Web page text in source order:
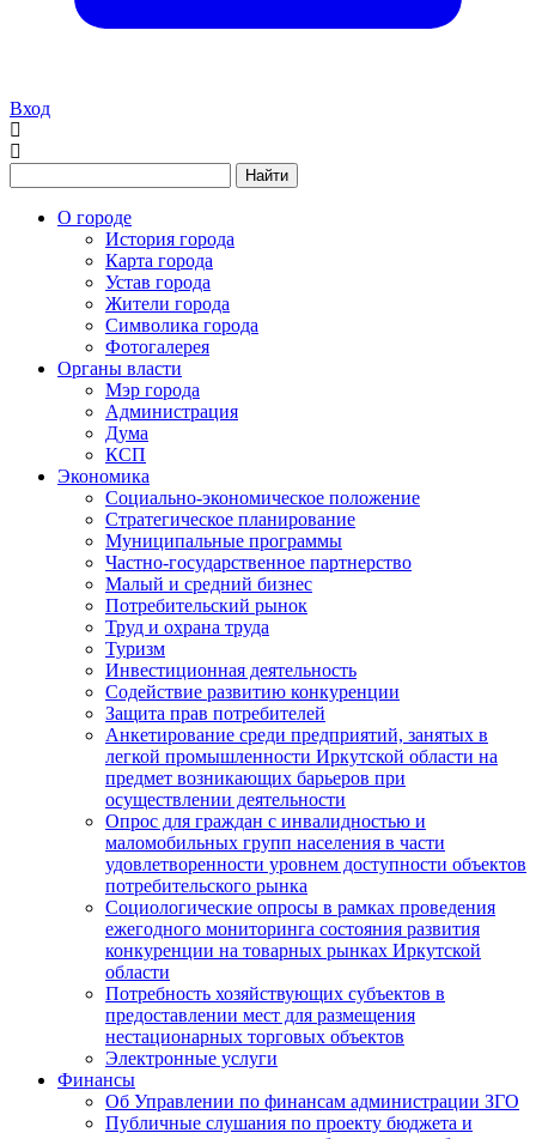
Вход
Найти
О городе
История города
Карта города
Устав города
Жители города
Символика города
Фотогалерея
Органы власти
Мэр города
Администрация
Дума
КСП
Экономика
Социально-экономическое положение
Стратегическое планирование
Муниципальные программы
Частно-государственное партнерство
Малый и средний бизнес
Потребительский рынок
Труд и охрана труда
Туризм
Инвестиционная деятельность
Содействие развитию конкуренции
Защита прав потребителей
Анкетирование среди предприятий, занятых в
легкой промышленности Иркутской области на
предмет возникающих барьеров при
осуществлении деятельности
Опрос для граждан с инвалидностью и
маломобильных групп населения в части
удовлетворенности уровнем доступности объектов
потребительского рынка
Социологические опросы в рамках проведения
ежегодного мониторинга состояния развития
конкуренции на товарных рынках Иркутской
области
Потребность хозяйствующих субъектов в
предоставлении мест для размещения
нестационарных торговых объектов
Электронные услуги
Финансы
Об Управлении по финансам администрации ЗГО
Публичные слушания по проекту бюджета и